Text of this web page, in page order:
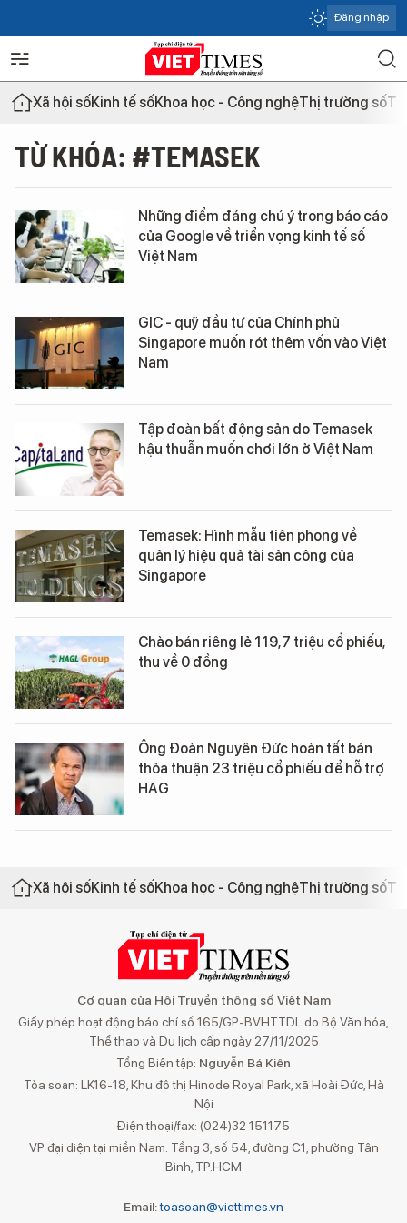
Đăng nhập
Xã hội sốKinh tế sốKhoa học - Công nghệThị trường số
TỪ KHÓA: #TEMASEK
Những điểm đáng chú ý trong báo cáo
của Google về triển vọng kinh tế số
Việt Nam
GIC - quỹ đầu tư của Chính phủ
Singapore muốn rót thêm vốn vào Việt
Nam
Tập đoàn bất động sản do Temasek
hậu thuẫn muốn chơi lớn ở Việt Nam
Temasek: Hình mẫu tiên phong về
quản lý hiệu quả tài sản công của
Singapore
Chào bán riêng lẻ 119,7 triệu cổ phiếu,
thu về 0 đồng
Ông Đoàn Nguyên Đức hoàn tất bán
thỏa thuận 23 triệu cổ phiếu để hỗ trợ
HAG
Xã hội sốKinh tế sốKhoa học - Công nghệThị trường số
Cơ quan của Hội Truyền thông số Việt Nam
Giấy phép hoạt động báo chí số 165/GP-BVHTTDL do Bộ Văn hóa,
Thể thao và Du lịch cấp ngày 27/11/2025
Tổng Biên tập: Nguyễn Bá Kiên
Tòa soạn: LK16-18, Khu đô thị Hinode Royal Park, xã Hoài Đức, Hà
Nội
Điện thoại/fax: (024)32 151175
VP đại diện tại miền Nam: Tầng 3, số 54, đường C1, phường Tân
Bình, TP.HCM
Email:toasoan@viettimes.vn